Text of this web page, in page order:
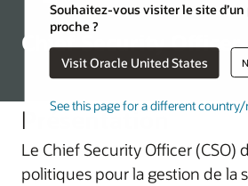
Souhaitez-vous visiter le site
proche ?
Visit Oracle United States
See this page for a different
Oracle Product Security
Sécurité physique globale
Conformité commerciale mondiale
Corporate Security Architecture
Évaluation et audit des activités
Chief Security Officer
Présentation
Le Chief Security Officer (CSO)
politiques pour la gestion de la